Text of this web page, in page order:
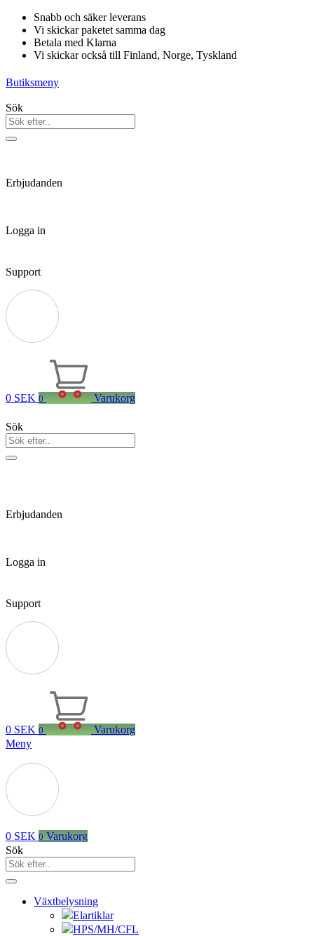
Hoppa
innehåll
Snabb och säker leverans
Vi skickar paketet samma dag
Betala med Klarna
Vi skickar också till Finland, Norge, Tyskland
Butiksmeny
Sök
Erbjudanden
Logga in
Support
0 SEK 0 Varukorg
Sök
Erbjudanden
Logga in
Support
0 SEK 0
Varukorg
Meny
0 SEK 0 Varukorg
Sök
Växtbelysning
Elartiklar
HPS/MH/CFL